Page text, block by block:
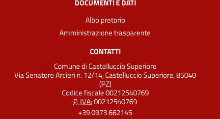
DOCUMENTI E DATI
Albo pretorio
Amministrazione trasparente
CONTATTI
Comune di Castelluccio Superiore
Via Senatore Arcieri n. 12/14, Castelluccio Superiore, 85040
(PZ)
Codice fiscale 00212540769
P. IVA:00212540769
+39 0973 662145